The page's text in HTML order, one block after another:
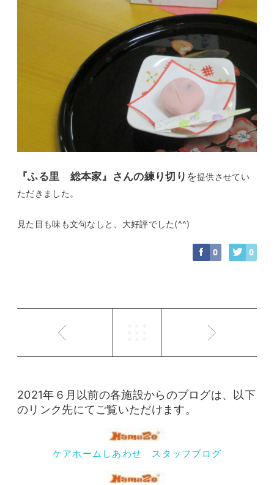
『ふる里 総本家』さんの練り切り を提供させてい
ただきました。
見た目も味も文句なしと、大好評でした(^^)
0 0
2021年６月以前の各施設からのブログは、以下
のリンク先にてご覧いただけます。
ケアホームしあわせ スタッフブログ